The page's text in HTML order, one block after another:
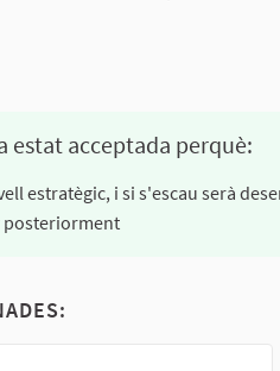
Transport públic
estat acceptada perquè:
estratègic, i si s'escau serà
posteriorment